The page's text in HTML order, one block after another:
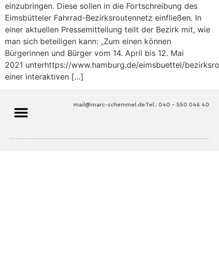
einzubringen. Diese sollen in die Fortschreibung des
Eimsbütteler Fahrrad-Bezirksroutennetz einfließen. In
einer aktuellen Pressemitteilung teilt der Bezirk mit, wie
man sich beteiligen kann: „Zum einen können
Bürgerinnen und Bürger vom 14. April bis 12. Mai
2021 unterhttps://www.hamburg.de/eimsbuettel/
einer interaktiven […]
Tel.: 040 – 550 046 40
mail@marc-schemmel.de